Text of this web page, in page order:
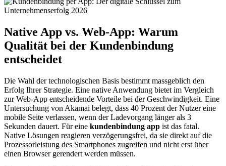
Native App vs. Web-App: Warum
Qualität bei der Kundenbindung
entscheidet
Die Wahl der technologischen Basis bestimmt massgeblich den
Erfolg Ihrer Strategie. Eine native Anwendung bietet im Vergleich
zur Web-App entscheidende Vorteile bei der Geschwindigkeit. Eine
Untersuchung von Akamai belegt, dass 40 Prozent der Nutzer eine
mobile Seite verlassen, wenn der Ladevorgang länger als 3
Sekunden dauert. Für eine kundenbindung app ist das fatal.
Native Lösungen reagieren verzögerungsfrei, da sie direkt auf die
Prozessorleistung des Smartphones zugreifen und nicht erst über
einen Browser gerendert werden müssen.